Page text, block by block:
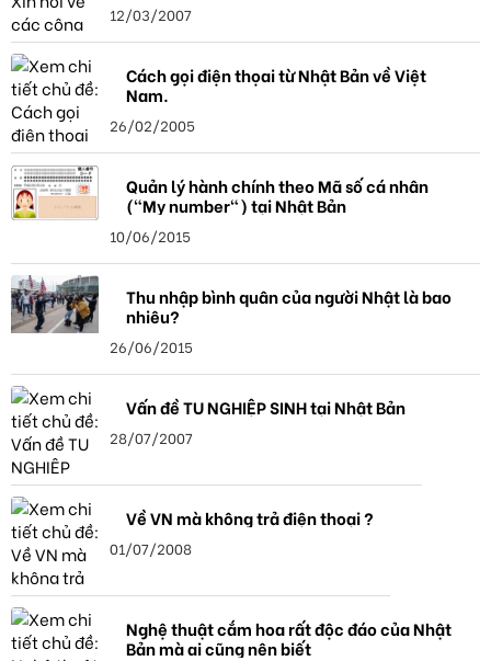
12/03/2007
Cách gọi điện thọai từ Nhật Bản về Việt
Nam.
26/02/2005
Quản lý hành chính theo Mã số cá nhân
("My number") tại Nhật Bản
10/06/2015
Thu nhập bình quân của người Nhật là bao
nhiêu?
26/06/2015
Vấn đề TU NGHIỆP SINH tại Nhật Bản
28/07/2007
Về VN mà không trả điện thoại ?
01/07/2008
Nghệ thuật cắm hoa rất độc đáo của Nhật
Bản mà ai cũng nên biết